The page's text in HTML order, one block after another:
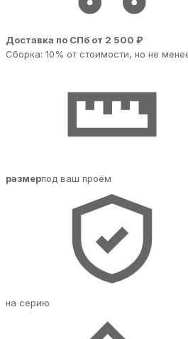
Доставка по СПб от 2 500 ₽
Сборка: 10% от стоимости, но не
размерпод ваш проём
на серию